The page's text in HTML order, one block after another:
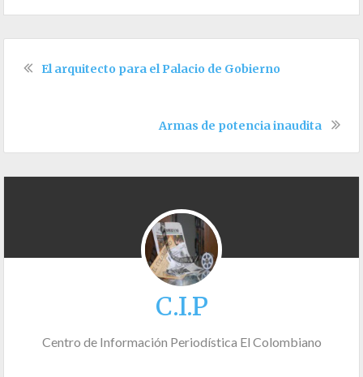
El arquitecto para el Palacio de Gobierno
Armas de potencia inaudita
C.I.P
Centro de Información Periodística El Colombiano